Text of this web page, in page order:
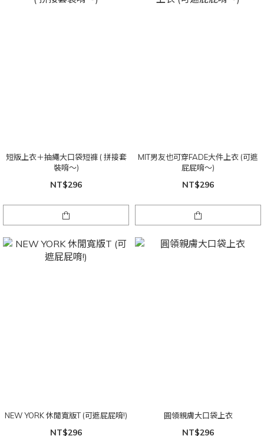
短版上衣＋抽繩大口袋短褲 ( 拼接套
裝唷～)
NT$296
MIT男友也可穿FADE大件上衣 (可遮
屁屁唷～)
NT$296
NEW YORK 休閒寬版T (可遮屁屁唷!)
NT$296
圓領親膚大口袋上衣
NT$296